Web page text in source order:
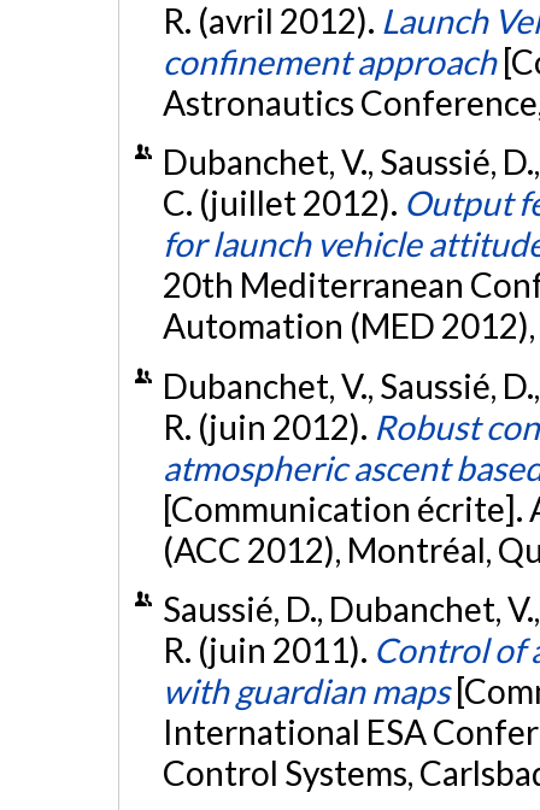
R. (avril 2012). Launch
confinement approach
Astronautics
Dubanchet, V., Saussié,
C. (juillet 2012). Output
for launch vehicle
20th Mediterranean
Automation (MED
Dubanchet, V., Saussié,
R. (juin 2012). Robust
atmospheric ascent
[Communication écrite].
(ACC 2012), Montréal,
Saussié, D., Dubanchet,
R. (juin 2011). Control of
with guardian maps
International ESA
Control Systems,